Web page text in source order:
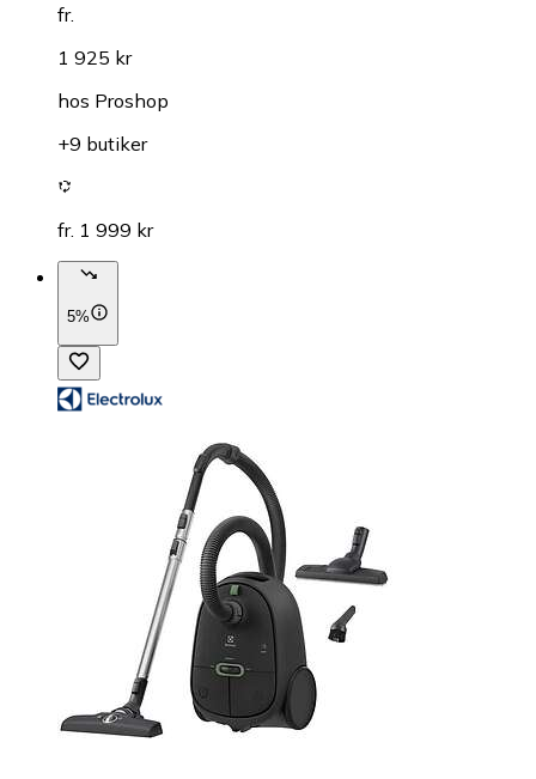
fr.
1 925 kr
hos Proshop
+9 butiker
fr. 1 999 kr
5%